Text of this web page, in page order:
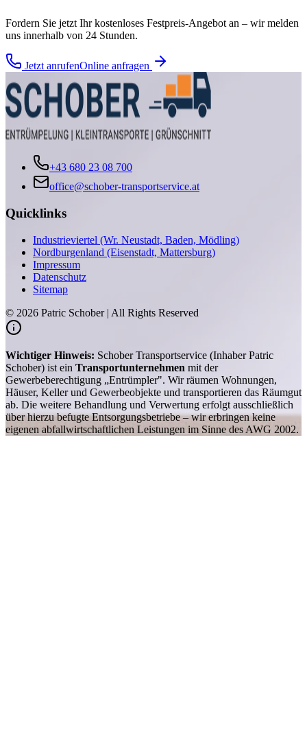
Fordern Sie jetzt Ihr kostenloses Festpreis-Angebot an – wir melden
uns innerhalb von 24 Stunden.
Jetzt anrufenOnline anfragen
+43 680 23 08 700
office@schober-transportservice.at
Quicklinks
Industrieviertel (Wr. Neustadt, Baden, Mödling)
Nordburgenland (Eisenstadt, Mattersburg)
Impressum
Datenschutz
Sitemap
© 2026 Patric Schober | All Rights Reserved
Wichtiger Hinweis: Schober Transportservice (Inhaber Patric
Schober) ist ein Transportunternehmen mit der
Gewerbeberechtigung „Entrümpler". Wir räumen Wohnungen,
Häuser, Keller und Gewerbeobjekte und transportieren das Räumgut
ab. Die weitere Behandlung und Verwertung erfolgt ausschließlich
über hierzu befugte Entsorgungsbetriebe – wir erbringen keine
eigenen abfallwirtschaftlichen Leistungen im Sinne des AWG 2002.